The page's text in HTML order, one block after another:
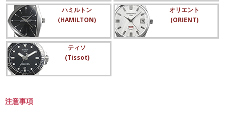
ハミルトン
(HAMILTON)
オリエント
(ORIENT)
ティソ
(Tissot)
注意事項